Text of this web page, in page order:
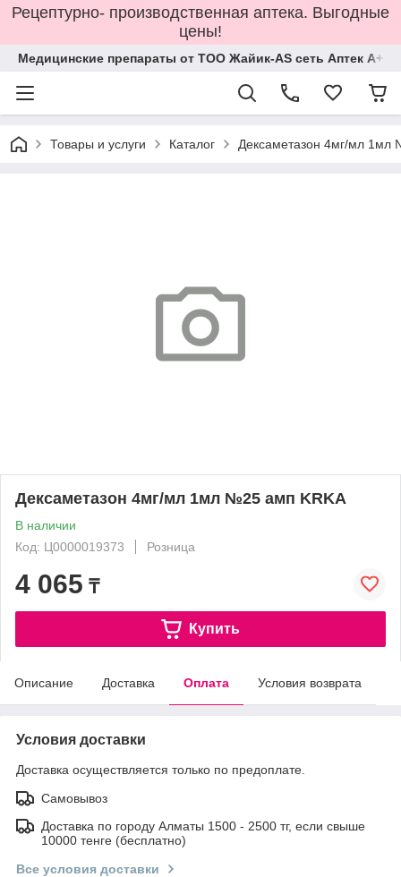
Рецептурно- производственная аптека. Выгодные
цены!
Медицинские препараты от ТОО Жайик-AS сеть Аптек А+
Товары и услуги Каталог Дексаметазон 4мг/мл 1мл
Дексаметазон 4мг/мл 1мл №25 амп KRKA
В наличии
Код: Ц0000019373
Розница
4 065 ₸
Купить
Описание Доставка Оплата Условия возврата
Условия доставки
Доставка осуществляется только по предоплате.
Самовывоз
Доставка по городу Алматы 1500 - 2500 тг, если свыше
10000 тенге (бесплатно)
Все условия доставки